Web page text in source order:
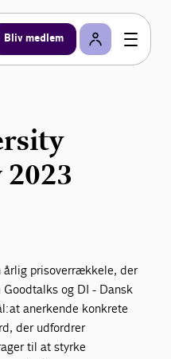
Bliv medlem
årlig prisoverrækkele, der
og DI - Dansk
at anerkende konkrete
der udfordrer
til at styrke